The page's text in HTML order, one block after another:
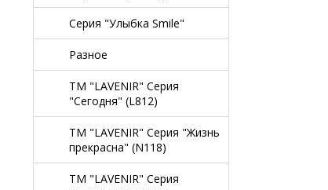
Серия "Улыбка Smile"
Разное
TM "LAVENIR" Серия
"Сегодня" (L812)
TM "LAVENIR" Серия "Жизнь
прекрасна" (N118)
TM "LAVENIR" Серия